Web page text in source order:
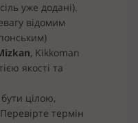
уже додані).
відомим
, Kikkoman
якості та
цілою,
термін